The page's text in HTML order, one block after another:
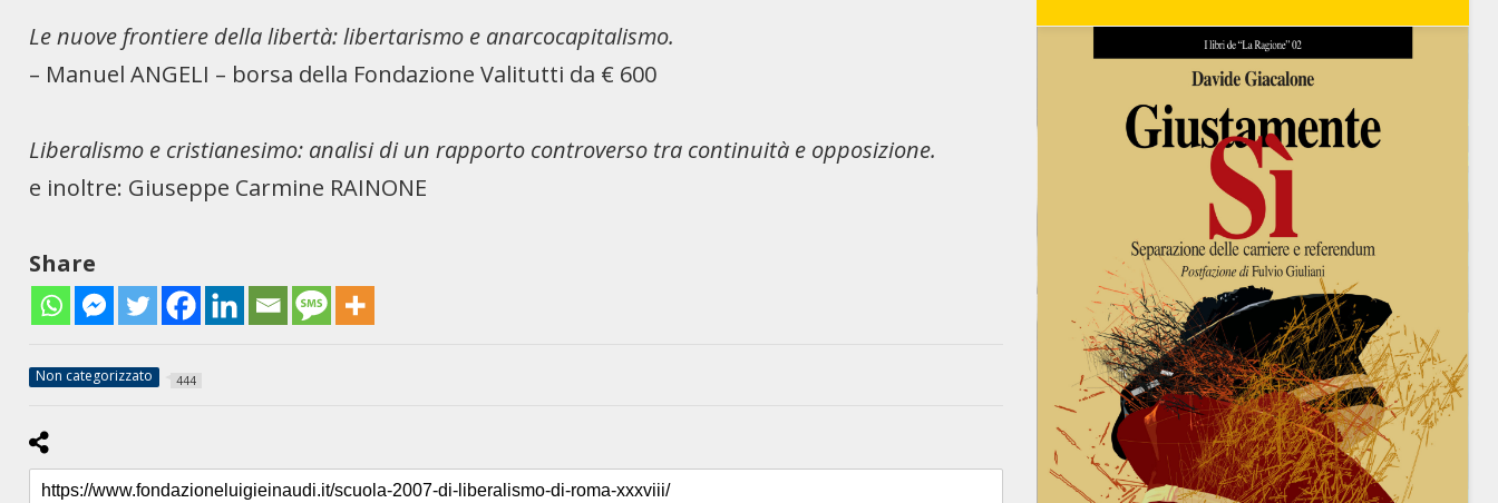
Le nuove frontiere della libertà: libertarismo e anarcocapitalismo.
– Manuel ANGELI – borsa della Fondazione Valitutti da € 600
Liberalismo e cristianesimo: analisi di un rapporto controverso tra continuità e opposizione.
e inoltre: Giuseppe Carmine RAINONE
Share
Non categorizzato 444